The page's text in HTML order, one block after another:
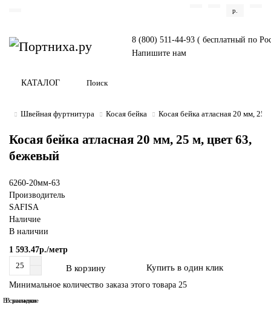
р.
8 (800) 511-44-93 ( бесплатный по
Напишите нам
КАТАЛОГ
Швейная фуртнитура Косая бейка Косая бейка атласная 20 мм, 25
Косая бейка атласная 20 мм, 25 м, цвет 63,
бежевый
6260-20мм-63
Производитель
SAFISA
Наличие
В наличии
1 593.47р./метр
В корзину Купить в один клик
Минимальное количество заказа этого товара 25
В закладки
В сравнение